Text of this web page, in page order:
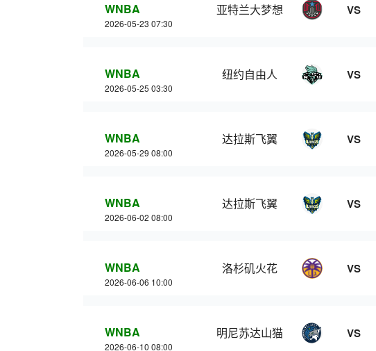
WNBA
2026-05-23 07:30
亚特兰大梦想 VS
WNBA
2026-05-25 03:30
纽约自由人 VS
WNBA
2026-05-29 08:00
达拉斯飞翼 VS
WNBA
2026-06-02 08:00
达拉斯飞翼 VS
WNBA
2026-06-06 10:00
洛杉矶火花 VS
WNBA
2026-06-10 08:00
明尼苏达山猫 VS